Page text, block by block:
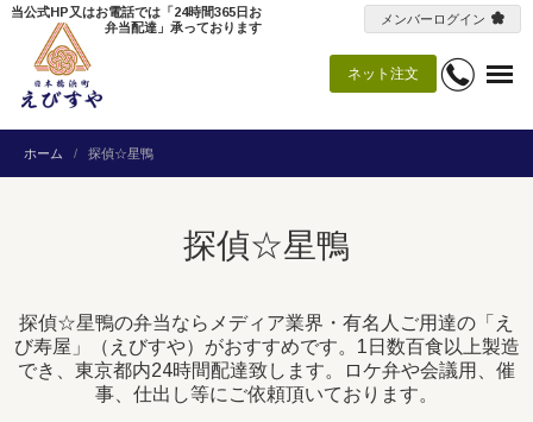
ネット注文
当公式HP又はお電話では「24時間365日お
弁当配達」承っております
メンバーログイン
ホーム 探偵☆星鴨
探偵☆星鴨
探偵☆星鴨の弁当ならメディア業界・有名人ご用達の「え
び寿屋」（えびすや）がおすすめです。1日数百食以上製造
でき、東京都内24時間配達致します。ロケ弁や会議用、催
事、仕出し等にご依頼頂いております。